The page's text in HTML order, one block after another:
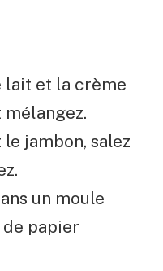
lait et la crème
jambon, salez
un moule
papier